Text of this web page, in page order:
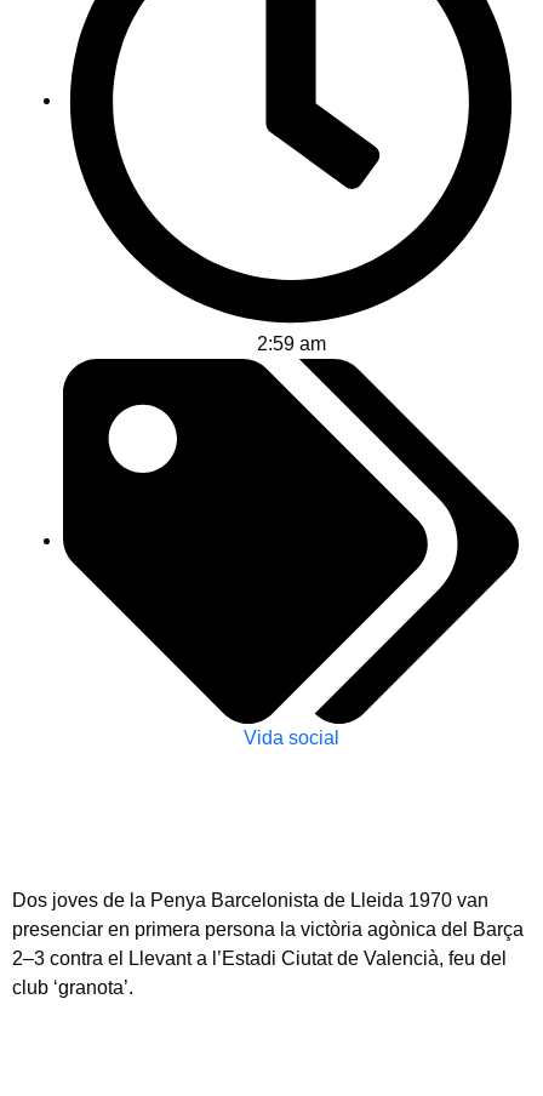
2:59 am
Vida social
Dos joves de la Penya Barcelonista de Lleida 1970 van
presenciar en primera persona la victòria agònica del Barça
2–3 contra el Llevant a l’Estadi Ciutat de Valencià, feu del
club ‘granota’.